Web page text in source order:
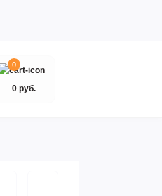
0
0 руб.